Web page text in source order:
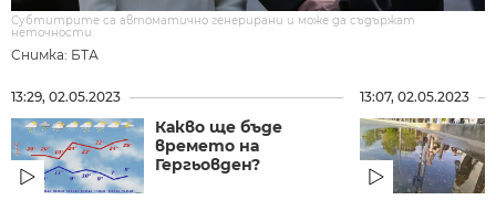
Снимка: БТА
Субтитрите са автоматично генерирани и може да съдържат
неточности.
13:29, 02.05.2023
Какво ще бъде
времето на
Гергьовден?
13:07, 02.05.2023